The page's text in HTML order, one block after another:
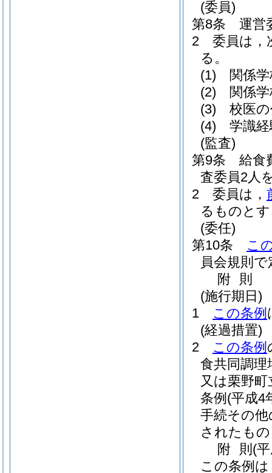
(委員)
第8条
運営
2
委員は，
る。
(1)
関係
(2)
関係
(3)
校医
(4)
学識
(監査)
第9条
給食
査委員2人
2
委員は，
るものと
(委任)
第10条
こ
員会規則
附 則
(施行期日)
1
この条例
(経過措置)
2
この条例
食共同調理
又は栗野
条例 (平成4
手続その
されたも
附 則 (
この条例